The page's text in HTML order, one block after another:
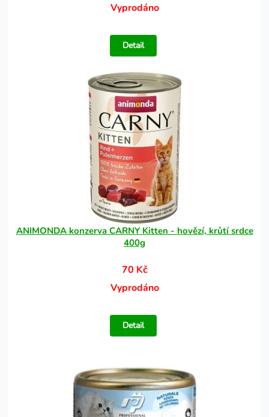
Vyprodáno
Detail
ANIMONDA konzerva CARNY Kitten - hovězí, krůtí srdce
400g
70 Kč
Vyprodáno
Detail